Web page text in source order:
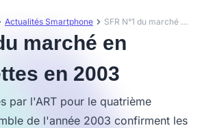
Actualités Smartphone SFR N°1 du marché en ventes nettes en 2003
marché en
en 2003
par l'ART pour le quatrième
de l'année 2003 confirment les